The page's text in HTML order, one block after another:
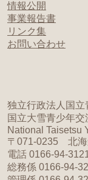
情報公開
事業報告書
リンク集
お問い合わせ
独立行政法人国
国立大雪青少年交
National Taisetsu
〒071-0235 北海
電話 0166-94-
総務係 0166-94-